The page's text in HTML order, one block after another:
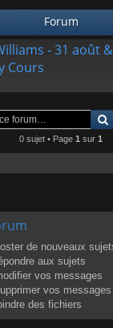
Forum
- 31 août
Cours
0 sujet • Page 1 sur 1
de nouveaux
aux sujets
vos messages
vos messages
des fichiers